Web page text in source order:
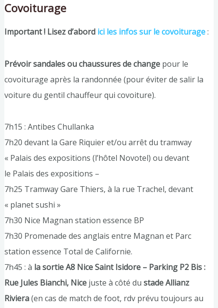
Covoiturage
Important ! Lisez d’abord ici les infos sur le covoiturage:
Prévoir sandales ou chaussures de change pour le
covoiturage après la randonnée (pour éviter de salir la
voiture du gentil chauffeur qui covoiture).
7h15 : Antibes Chullanka
7h20 devant la Gare Riquier et/ou arrêt du tramway
« Palais des expositions (l’hôtel Novotel) ou devant
le Palais des expositions –
7h25 Tramway Gare Thiers, à la rue Trachel, devant
« planet sushi »
7h30 Nice Magnan station essence BP
7h30 Promenade des anglais entre Magnan et Parc
station essence Total de Californie.
7h45 : à la sortie A8 Nice Saint Isidore – Parking P2 Bis :
Rue Jules Bianchi, Nice juste à côté du stade Allianz
Riviera(en cas de match de foot, rdv prévu toujours au